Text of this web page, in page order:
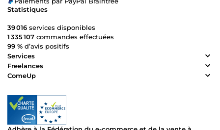
Statistiques
39 016 services disponibles
1 335 107 commandes effectuées
99 % d’avis positifs
Services
Freelances
ComeUp